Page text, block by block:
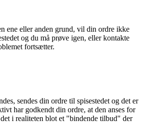
ene eller anden grund, vil din ordre ikke
og du må prøve igen, eller kontakte
fortsætter.
sendes din ordre til spisestedet og det er
har godkendt din ordre, at den anses for
i realiteten blot et "bindende tilbud" der